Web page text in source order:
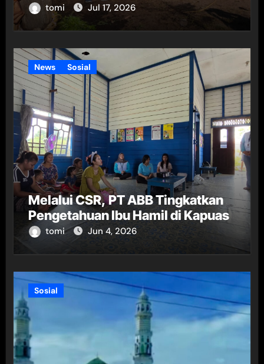
tomi Jul 17, 2026
News Sosial
Melalui CSR, PT ABB Tingkatkan
Pengetahuan Ibu Hamil di Kapuas
tomi Jun 4, 2026
Sosial